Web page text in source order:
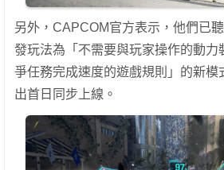
另外，CAPCOM官方表示，他們已
發玩法為「不需要與玩家操作的動力
爭任務完成速度的遊戲規則」的新模
出首日同步上線。